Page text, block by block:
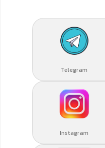
Telegram
Instagram